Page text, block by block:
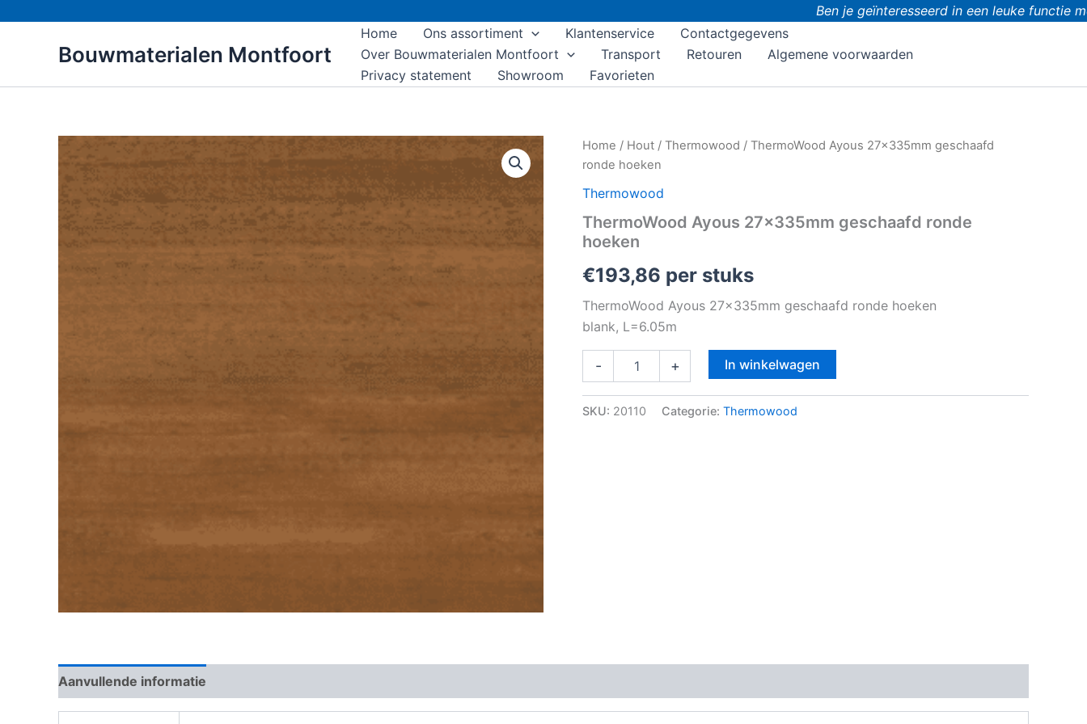
Ben je geïnteresseerd in een leuke functie
Bouwmaterialen Montfoort
Home Ons assortiment Klantenservice
Contactgegevens
Over Bouwmaterialen Montfoort
Transport Retouren
Algemene voorwaarden
Privacy statement
Showroom Favorieten
Home / Hout / Thermowood / ThermoWood Ayous 27x335mm geschaafd
ronde hoeken
Thermowood
ThermoWood Ayous 27x335mm geschaafd ronde
hoeken
€193,86 per stuks
ThermoWood Ayous 27x335mm geschaafd ronde hoeken
blank, L=6.05m
-
ThermoWood
Ayous
geschaafd
hoeken
aantal
+ In winkelwagen
SKU: 20110 Categorie: Thermowood
Aanvullende informatie